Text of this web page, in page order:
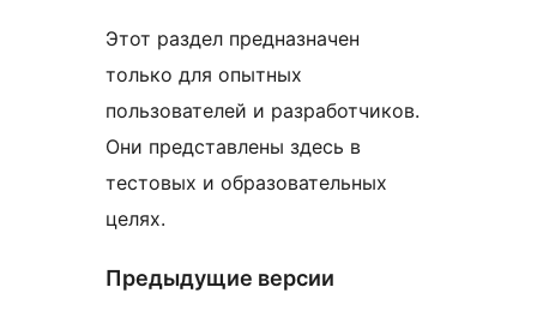
Этот раздел предназначен
только для опытных
пользователей и разработчиков.
Они представлены здесь в
тестовых и образовательных
целях.
Предыдущие версии